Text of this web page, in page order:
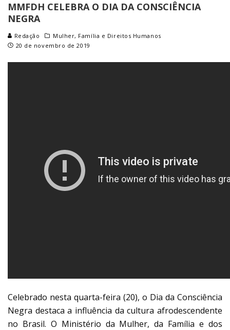
MMFDH CELEBRA O DIA DA CONSCIÊNCIA
NEGRA
Redação
Mulher, Família e Direitos Humanos
20 de novembro de 2019
Celebrado nesta quarta-feira (20), o Dia da Consciência
Negra destaca a influência da cultura afrodescendente
no Brasil. O Ministério da Mulher, da Família e dos